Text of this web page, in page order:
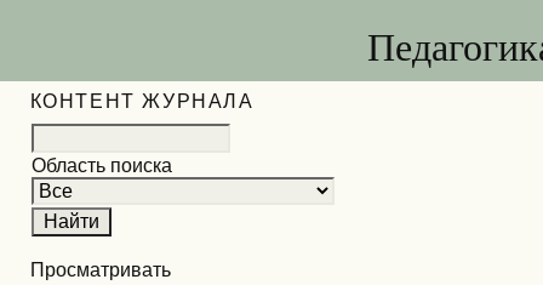
КОНТЕНТ ЖУРНАЛА
Область поиска
Просматривать